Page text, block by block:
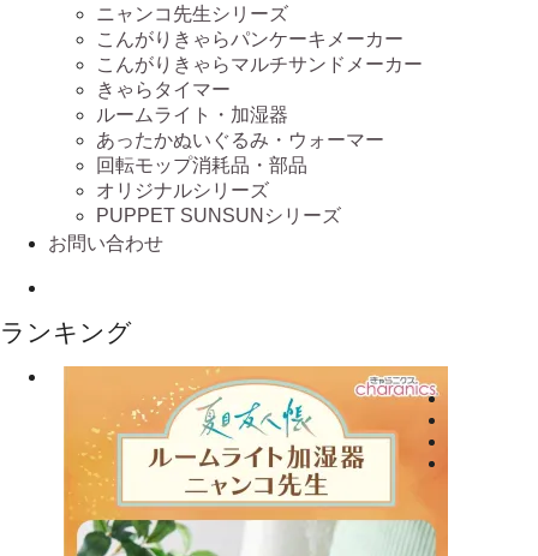
ニャンコ先生シリーズ
こんがりきゃらパンケーキメーカー
こんがりきゃらマルチサンドメーカー
きゃらタイマー
ルームライト・加湿器
あったかぬいぐるみ・ウォーマー
回転モップ消耗品・部品
オリジナルシリーズ
PUPPET SUNSUNシリーズ
お問い合わせ
ランキング